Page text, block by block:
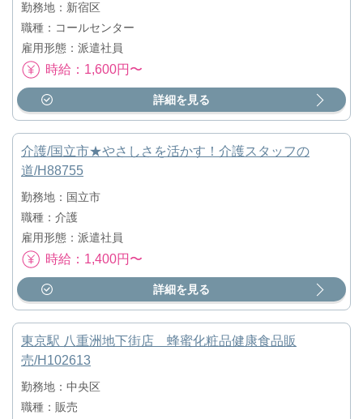
勤務地：新宿区
職種：コールセンター
雇用形態：派遣社員
時給：1,600円〜
詳細を見る
介護/国立市★やさしさを活かす！介護スタッフの
道/H88755
勤務地：国立市
職種：介護
雇用形態：派遣社員
時給：1,400円〜
詳細を見る
東京駅 八重洲地下街店 蜂蜜化粧品健康食品販
売/H102613
勤務地：中央区
職種：販売